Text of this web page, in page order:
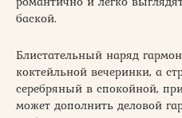
баской.
Блистательный наряд
коктейльной вечеринки, а
серебряный в спокойной,
может дополнить деловой